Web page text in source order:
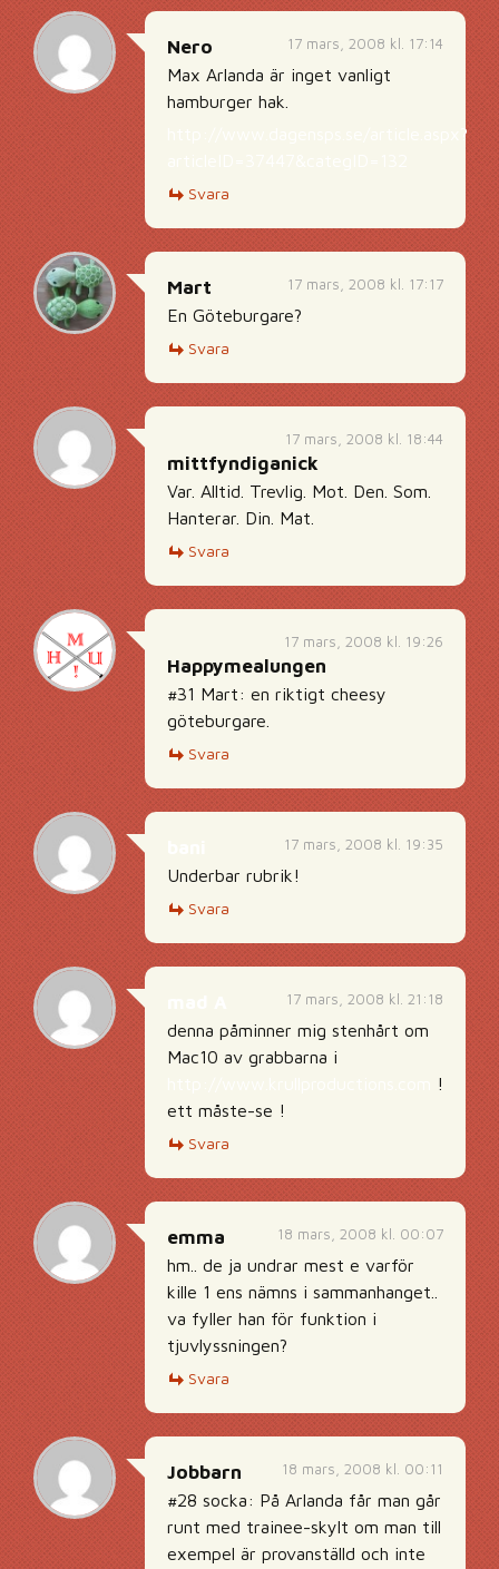
17 mars, 2008 kl. 17:14
Nero
Max Arlanda är inget vanligt
hamburger hak.
http://www.dagensps.se/article.aspx?
Svara
17 mars, 2008 kl. 17:17
Mart
En Göteburgare?
Svara
17 mars, 2008 kl. 18:44
mittfyndiganick
Var. Alltid. Trevlig. Mot. Den. Som.
Hanterar. Din. Mat.
Svara
17 mars, 2008 kl. 19:26
Happymealungen
#31 Mart: en riktigt cheesy
göteburgare.
Svara
17 mars, 2008 kl. 19:35
Underbar rubrik!
Svara
17 mars, 2008 kl. 21:18
denna påminner mig stenhårt om
Mac10 av grabbarna i
!
ett måste-se !
Svara
18 mars, 2008 kl. 00:07
emma
hm.. de ja undrar mest e varför
kille 1 ens nämns i sammanhanget..
va fyller han för funktion i
tjuvlyssningen?
Svara
18 mars, 2008 kl. 00:11
Jobbarn
#28 socka: På Arlanda får man går
runt med trainee-skylt om man till
exempel är provanställd och inte